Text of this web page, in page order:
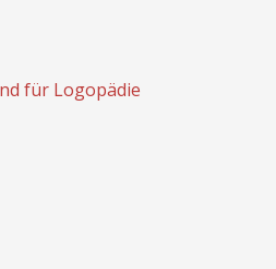
für Logopädie